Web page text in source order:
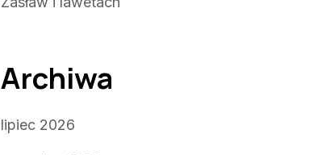
Archiwa
lipiec 2026